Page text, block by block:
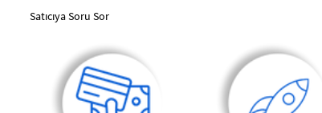
Satıcıya Soru Sor